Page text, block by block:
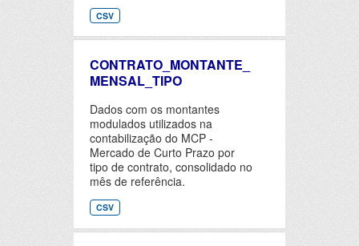
CSV
CONTRATO_MONTANTE_
MENSAL_TIPO
Dados com os montantes
modulados utilizados na
contabilização do MCP -
Mercado de Curto Prazo por
tipo de contrato, consolidado no
mês de referência.
CSV